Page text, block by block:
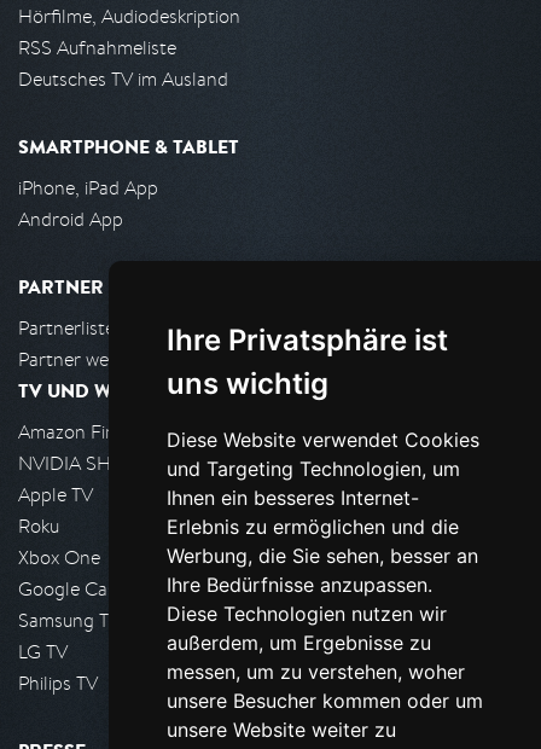
Ihre Privatsphäre ist
uns wichtig
Diese Website verwendet Cookies
und Targeting Technologien, um
Ihnen ein besseres Internet-
Erlebnis zu ermöglichen und die
Werbung, die Sie sehen, besser an
Ihre Bedürfnisse anzupassen.
Diese Technologien nutzen wir
außerdem, um Ergebnisse zu
messen, um zu verstehen, woher
unsere Besucher kommen oder um
unsere Website weiter zu
Hörfilme, Audiodeskription
RSS Aufnahmeliste
Deutsches TV im Ausland
SMARTPHONE & TABLET
iPhone, iPad App
Android App
PARTNER
Partnerliste
Partner werden
TV UND WOHNZIMMER
Amazon FireTV
NVIDIA SHIELD, Google TV
Apple TV
Roku
Xbox One
Google Cast
Samsung TV
LG TV
Philips TV